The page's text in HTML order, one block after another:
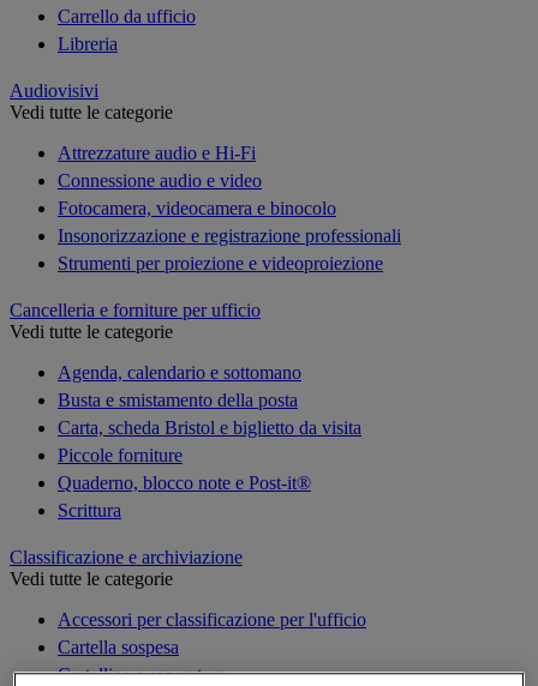
Carrello da ufficio
Libreria
Audiovisivi
Vedi tutte le categorie
Attrezzature audio e Hi-Fi
Connessione audio e video
Fotocamera, videocamera e binocolo
Insonorizzazione e registrazione professionali
Strumenti per proiezione e videoproiezione
Cancelleria e forniture per ufficio
Vedi tutte le categorie
Agenda, calendario e sottomano
Busta e smistamento della posta
Carta, scheda Bristol e biglietto da visita
Piccole forniture
Quaderno, blocco note e Post-it®
Scrittura
Classificazione e archiviazione
Vedi tutte le categorie
Accessori per classificazione per l'ufficio
Cartella sospesa
Cartellina e separatore